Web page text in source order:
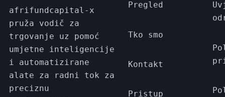
afrifundcapital-x
pruža vodič za
trgovanje uz pomoć
umjetne inteligencije
i automatizirane
alate za radni tok za
preciznu
Pregled
Tko smo
Kontakt
Pristup